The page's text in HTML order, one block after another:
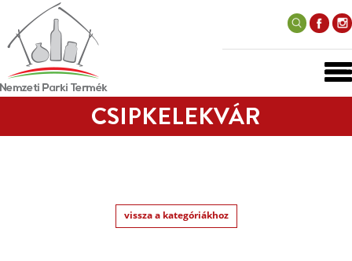
CSIPKELEKVÁR
vissza a kategóriákhoz